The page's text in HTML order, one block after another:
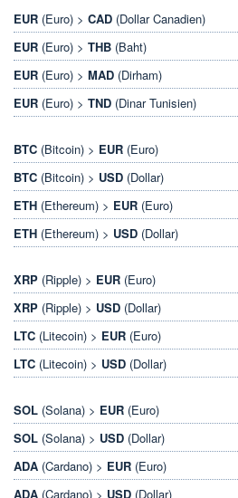
EUR (Euro) > CAD (Dollar Canadien)
EUR (Euro) > THB (Baht)
EUR (Euro) > MAD (Dirham)
EUR (Euro) > TND (Dinar Tunisien)
BTC (Bitcoin) > EUR (Euro)
BTC (Bitcoin) > USD (Dollar)
ETH (Ethereum) > EUR (Euro)
ETH (Ethereum) > USD (Dollar)
XRP (Ripple) > EUR (Euro)
XRP (Ripple) > USD (Dollar)
LTC (Litecoin) > EUR (Euro)
LTC (Litecoin) > USD (Dollar)
SOL (Solana) > EUR (Euro)
SOL (Solana) > USD (Dollar)
ADA (Cardano) > EUR (Euro)
ADA (Cardano) > USD (Dollar)